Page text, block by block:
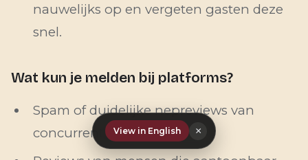
nauwelijks op en vergeten gasten deze
snel.
Wat kun je melden bij platforms?
Spam of duidelijke nepreviews van
concurrentenView in English ×